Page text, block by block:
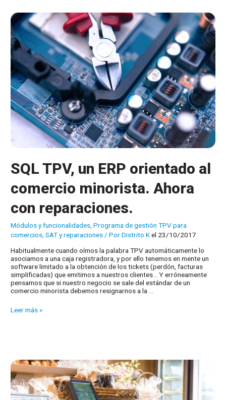
SQL TPV, un ERP orientado al
comercio minorista. Ahora
con reparaciones.
Módulos y funcionalidades ,Programa de gestión TPV para
comercios ,SAT y reparaciones / PorDistrito Kel 23/10/2017
Habitualmente cuando oímos la palabra TPV automáticamente lo
asociamos a una caja registradora, y por ello tenemos en mente un
software limitado a la obtención de los tickets (perdón, facturas
simplificadas) que emitimos a nuestros clientes… Y erróneamente
pensamos que si nuestro negocio se sale del estándar de un
comercio minorista debemos resignarnos a la …
SQL
minorista.
Ahora
con
reparaciones.
Leer más »